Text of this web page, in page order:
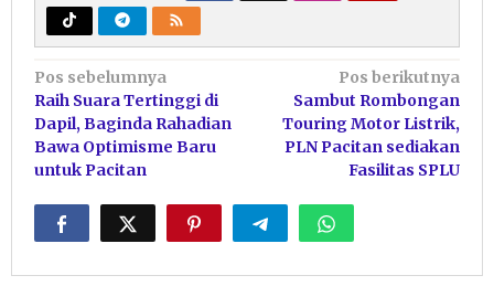
Navigasi
pos
Pos sebelumnya
Raih Suara Tertinggi di
Dapil, Baginda Rahadian
Bawa Optimisme Baru
untuk Pacitan
Pos berikutnya
Sambut Rombongan
Touring Motor Listrik,
PLN Pacitan sediakan
Fasilitas SPLU